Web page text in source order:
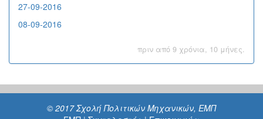
27-09-2016
08-09-2016
πριν από 9 χρόνια, 10 μήνες.
© 2017 Σχολή Πολιτικών Μηχανικών, ΕΜΠ